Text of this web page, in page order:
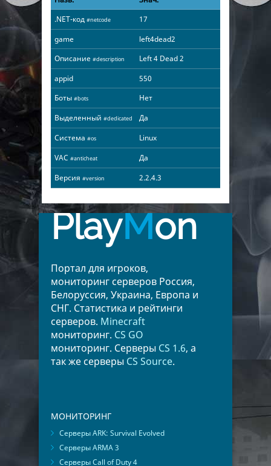
.NET-код #netcode
17
game
left4dead2
Описание #description
Left 4 Dead 2
appid
550
Боты #bots
Нет
Выделенный #dedicated
Да
Система #os
Linux
VAC #anticheat
Да
Версия #version 2.2.4.3
PlayMon
Портал для игроков,
мониторинг серверов Россия,
Белоруссия, Украина, Европа и
СНГ. Статистика и рейтинги
серверов. Minecraft
мониторинг. CS GO
мониторинг. Серверы CS 1.6, а
так же серверы CS Source.
МОНИТОРИНГ
Серверы ARK: Survival Evolved
Серверы ARMA 3
Серверы Call of Duty 4